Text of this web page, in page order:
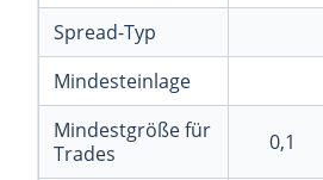
Spread-Typ
Mindesteinlage
Mindestgröße für
Trades
0,1